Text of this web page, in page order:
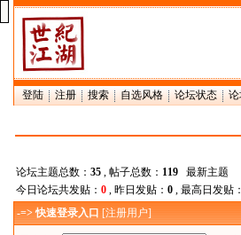
登陆 注册 搜索 自选风格 论坛状态
论坛主题总数： 35 , 帖子总数： 119
最新主题
今日论坛共发贴： 0 , 昨日发贴： 0 , 最高日发贴：
-=> 快速登录入口[注册用户]